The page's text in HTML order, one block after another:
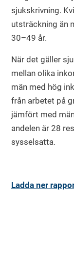
sjukskrivning.
utsträckning än
30–49 år.
När det gäller
mellan olika
män med hög
från arbetet på
jämfört med
andelen är 28
sysselsatta.
Ladda ner